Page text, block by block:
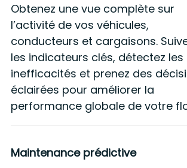
Obtenez une vue complète sur
l’activité de vos véhicules,
conducteurs et cargaisons.
les indicateurs clés, détectez les
inefficacités et prenez des
éclairées pour améliorer la
performance globale de votre
Maintenance prédictive